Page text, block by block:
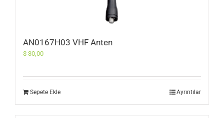
AN0167H03 VHF Anten
$ 30,00
Sepete Ekle Ayrıntılar